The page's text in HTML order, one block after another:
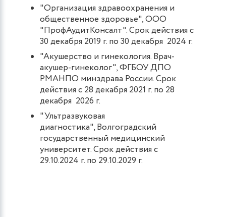
"Организация здравоохранения и
общественное здоровье", ООО
"ПрофАудитКонсалт". Срок действия с
30 декабря 2019 г. по 30 декабря 2024 г.
"Акушерство и гинекология. Врач-
акушер-гинеколог", ФГБОУ ДПО
РМАНПО минздрава России. Срок
действия с 28 декабря 2021 г. по 28
декабря 2026 г.
"Ультразвуковая
диагностика", Волгоградский
государственный медицинский
университет. Срок действия с
29.10.2024 г. по 29.10.2029 г.